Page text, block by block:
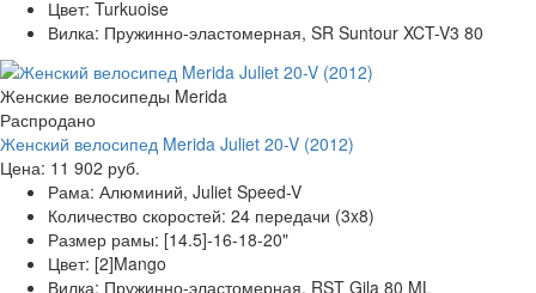
Цвет: Turkuoise
Вилка: Пружинно-эластомерная, SR Suntour XCT-V3 80
Женские велосипеды Merida
Распродано
Женский велосипед Merida Juliet 20-V (2012)
Цена: 11 902 руб.
Рама: Алюминий, Juliet Speed-V
Количество скоростей: 24 передачи (3x8)
Размер рамы: [14.5]-16-18-20"
Цвет: [2]Mango
Вилка: Пружинно-эластомерная, RST Gila 80 ML